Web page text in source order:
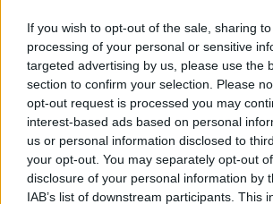
If you wish to opt-out of the sale, sharing
processing of your personal or sensitive
targeted advertising by us, please use the
section to confirm your selection. Please
opt-out request is processed you may
interest-based ads based on personal
us or personal information disclosed to
your opt-out. You may separately opt-out
disclosure of your personal information by
IAB’s list of downstream participants. This
közölte a Newsweek.
Mint arról írtunk, a vártnál is rosszabb
adat az első negyedévről: az előző
0,3%-kal zsugorodott, az előző
növekedés után (várakozás: +0,4%). A
kommentálva Navarro úgy fogalmazott:
negatív adat, amit valaha láttam. A
kell nézniük. A hazai beruházások 22